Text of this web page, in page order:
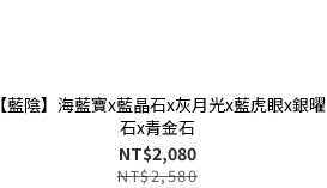
【藍陰】海藍寶x藍晶石x灰月光x藍虎眼x銀曜
石x青金石
NT$2,080
NT$2,580